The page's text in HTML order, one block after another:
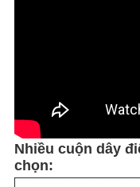
Nhiều cuộn dây
chọn: